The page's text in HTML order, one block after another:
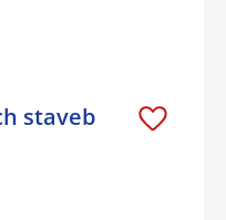
staveb